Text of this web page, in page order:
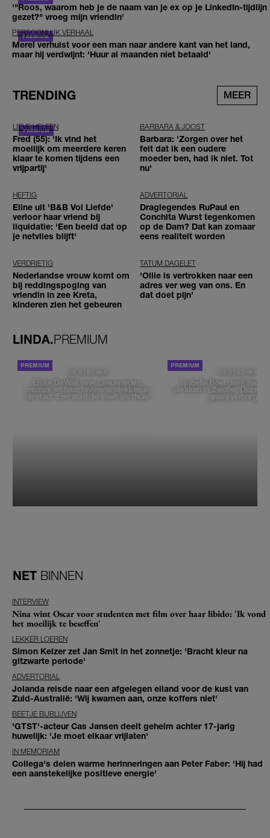
'"Roos, waarom heb je de naam van je ex op je LinkedIn-tijdlijn
gezet?" vroeg mijn vriendin'
PERSOONLIJK VERHAAL
Merel verhuist voor een man naar andere kant van het land,
maar hij verdwijnt: 'Huur al maanden niet betaald'
TRENDING MEER
LIEVE HELEEN
Fred (55): 'Ik vind het
moeilijk om meerdere keren
klaar te komen tijdens een
vrijpartij'
BARBARA & JOOST
Barbara: 'Zorgen over het
feit dat ik een oudere
moeder ben, had ik niet. Tot
nu'
HEFTIG
Eline uit 'B&B Vol Liefde'
verloor haar vriend bij
liquidatie: 'Een beeld dat op
je netvlies blijft'
ADVERTORIAL
Draglegendes RuPaul en
Conchita Wurst tegenkomen
op de Dam? Dat kan zomaar
eens realiteit worden
VERDRIETIG
Nederlandse vrouw komt om
bij reddingspoging van
vriendin in zee Kreta,
kinderen zien het gebeuren
TATUM DAGELET
'Ollie is vertrokken naar een
adres ver weg van ons. En
dat doet pijn’
LINDA.PREMIUM
DE STAD VAN
Elske DeWall over Leeuwarden,
muziek en haar favoriete plekken in
de stad: 'Een stad die voelt als thuis'
DE STAD VAN
Isabelle Boer deelt haar
plekken in Zwolle: 'Deze
graag verborgen'
NET BINNEN
INTERVIEW
Nina wint Oscar voor studenten met film over haar libido: 'Ik vond
het moeilijk te beseffen'
LEKKER LOEREN
Simon Keizer zet Jan Smit in het zonnetje: 'Bracht kleur na
gitzwarte periode'
ADVERTORIAL
Jolanda reisde naar een afgelegen eiland voor de kust van
Zuid-Australië: 'Wij kwamen aan, onze koffers niet'
BEETJE BIJBLIJVEN
'GTST'-acteur Cas Jansen deelt geheim achter 17-jarig
huwelijk: 'Je moet elkaar vrijlaten'
IN MEMORIAM
Collega's delen warme herinneringen aan Peter Faber: 'Hij had
een aanstekelijke positieve energie'